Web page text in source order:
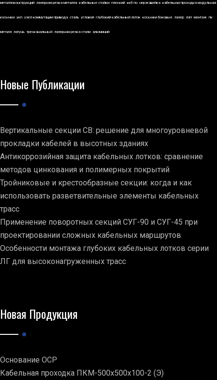
металлоконструкций лазерная резка металла кабельные стойки плоский ккб по нержавейка кабельная проходка модульная
косынки укп узел коммутации привода сталь угловой глубокий кабельный лоток косынки боковые лазер лэп монтаж пк
металл латунь трехканальный лазерная резка стали алюминий
Новые Публикации
Вертикальные секции СВ: решение для многоуровневой
прокладки кабелей в высотных зданиях
Антикоррозийная защита кабельных лотков: сравнение
методов цинкования и полимерных покрытий
Тройниковые и крестообразные секции: когда и как
использовать разветвительные элементы кабельных
трасс
Применение поворотных секций СУГ-90 и СУГ-45 при
проектировании сложных кабельных маршрутов
Особенности монтажа глубоких кабельных лотков серии
ЛГ для высоконагруженных трасс
Новая Продукция
Основание ОСР
Кабельная проходка ПКМ-500х500х100-2 (Э)